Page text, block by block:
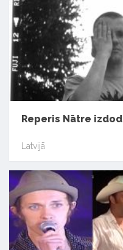
Reperis Nātre
Latvijā